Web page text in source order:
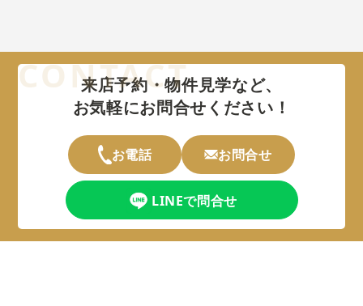
来店予約・物件見学など、
お気軽にお問合せください！
お電話 お問合せ
LINEで問合せ